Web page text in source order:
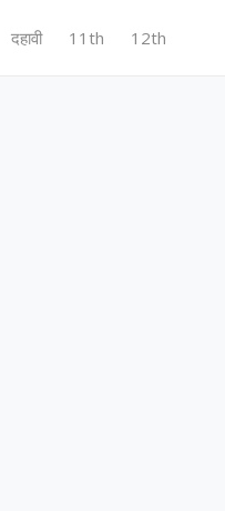
दहावी 11th 12th